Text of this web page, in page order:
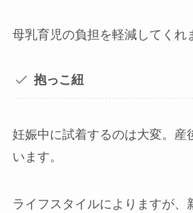
母乳育児の負担を軽減してくれ
抱っこ紐
妊娠中に試着するのは大変。産
います。
ライフスタイルによりますが、